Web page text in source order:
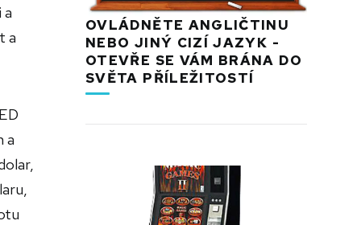
a
a
OVLÁDNĚTE ANGLIČTINU
NEBO JINÝ CIZÍ JAZYK -
OTEVŘE SE VÁM BRÁNA DO
SVĚTA PŘÍLEŽITOSTÍ